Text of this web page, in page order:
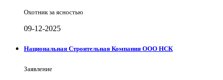
Охотник за ясностью
09-12-2025
Национальная Строительная Компания ООО НСК
Заявление